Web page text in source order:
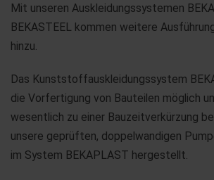
Mit unseren Auskleidungssystemen
BEKASTEEL kommen weitere
hinzu.
Das Kunststoffauskleidungssystem
die Vorfertigung von Bauteilen möglich
wesentlich zu einer Bauzeitverkürzung
unsere geprüften, doppelwandigen
im System BEKAPLAST hergestellt.